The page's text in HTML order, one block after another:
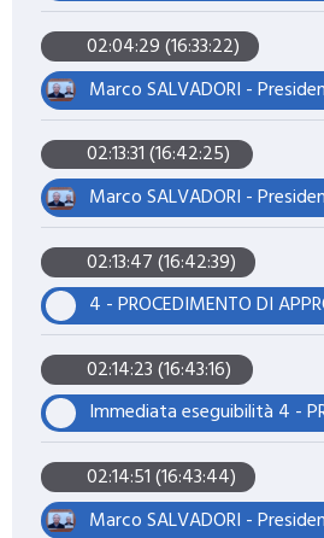
02:04:29 (16:33:22)
Marco SALVADORI -
02:13:31 (16:42:25)
Marco SALVADORI -
02:13:47 (16:42:39)
02:14:23 (16:43:16)
02:14:51 (16:43:44)
Marco SALVADORI -